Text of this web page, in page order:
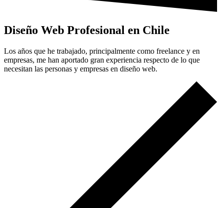
Diseño Web Profesional en Chile
Los años que he trabajado, principalmente como freelance y en
empresas, me han aportado gran experiencia respecto de lo que
necesitan las personas y empresas en diseño web.